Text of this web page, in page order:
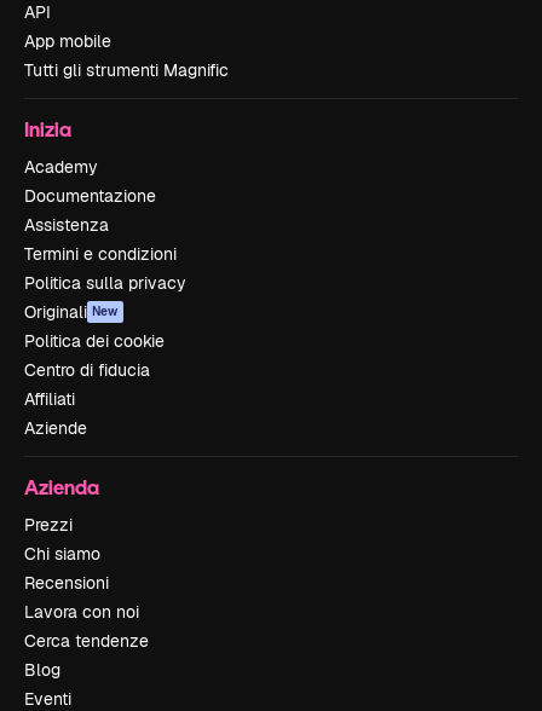
API
App mobile
Tutti gli strumenti Magnific
Inizia
Academy
Documentazione
Assistenza
Termini e condizioni
Politica sulla privacy
Originali New
Politica dei cookie
Centro di fiducia
Affiliati
Aziende
Azienda
Prezzi
Chi siamo
Recensioni
Lavora con noi
Cerca tendenze
Blog
Eventi